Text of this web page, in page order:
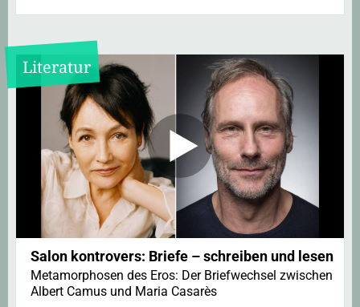
Literatur
Salon kontrovers: Briefe – schreiben und lesen
Metamorphosen des Eros: Der Briefwechsel zwischen
Albert Camus und Maria Casarès